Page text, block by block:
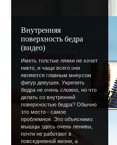
Внутренняя
поверхность бедра
(видео)
Иметь толстые ляжки не хочет
никто, и чаще всего они
являются главным минусом
фигур девушек. Укрепить
бедра не очень сложно, но что
делать со внутренней
поверхностью бедра? Обычно
это место - самое
проблемное. Это объяснимо:
мышцы здесь очень ленивы,
почти не работают в
повседневной жизни, а
« Предыдущая